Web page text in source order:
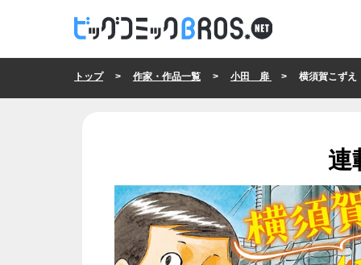
トップ> 作家・作品一覧 > 小田 扉 > 横須賀こずえ
連